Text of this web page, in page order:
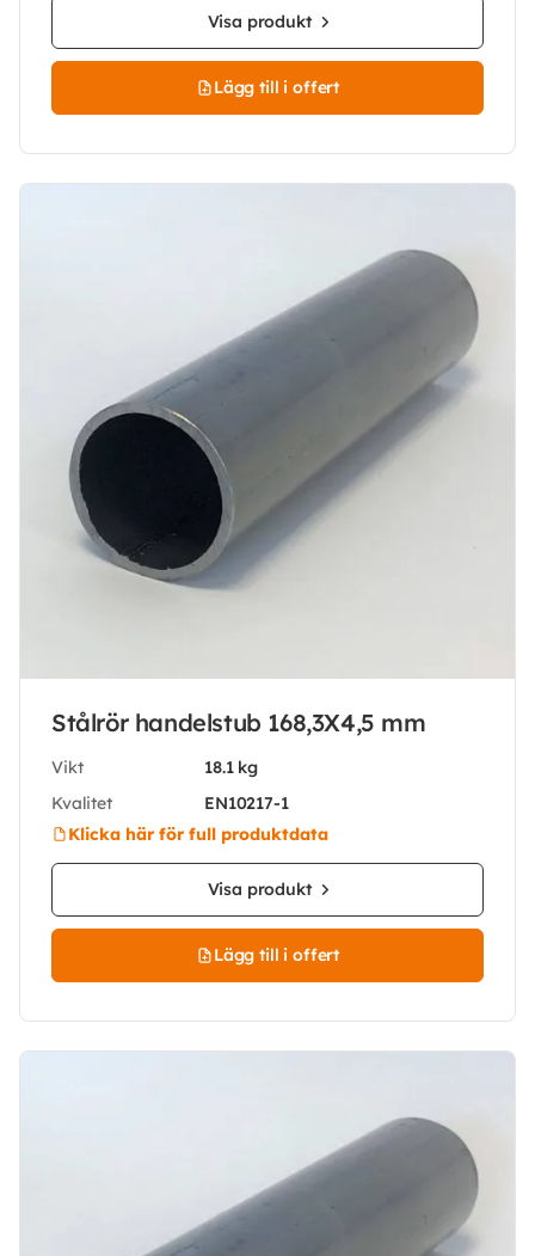
Visa produkt
Lägg till i offert
Stålrör handelstub 168,3X4,5 mm
Vikt
18.1 kg
Kvalitet
EN10217-1
Klicka här för full produktdata
Visa produkt
Lägg till i offert